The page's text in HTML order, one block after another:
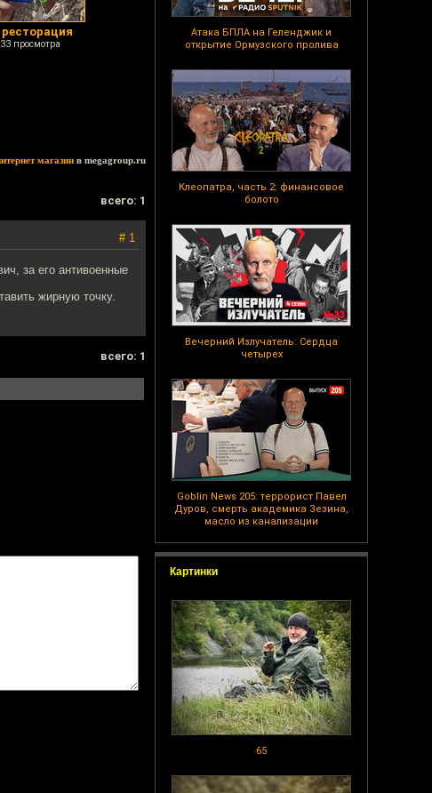
Атака БПЛА на Геленджик и
открытие Ормузского пролива
Клеопатра, часть 2: финансовое
болото
Вечерний Излучатель: Сердца
четырех
Goblin News 205: террорист Павел
Дуров, смерть академика Зезина,
масло из канализации
Картинки
65
просмотра
магазин в megagroup.ru
всего: 1
# 1
за его антивоенные
жирную точку.
всего: 1